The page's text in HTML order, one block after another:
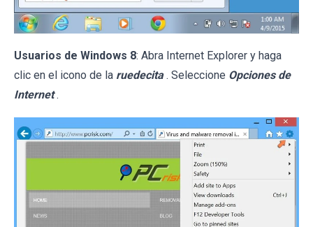
Usuarios de Windows 8: Abra Internet Explorer y haga
clic en el icono de la ruedecita . Seleccione Opciones de
Internet .